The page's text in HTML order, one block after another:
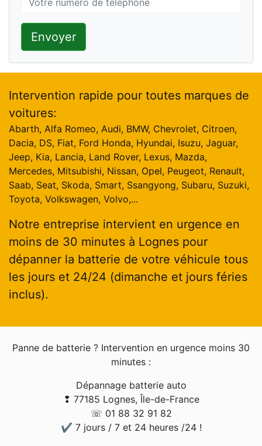
Envoyer
Intervention rapide pour toutes marques de
voitures:
Abarth, Alfa Romeo, Audi, BMW, Chevrolet, Citroen,
Dacia, DS, Fiat, Ford Honda, Hyundai, Isuzu, Jaguar,
Jeep, Kia, Lancia, Land Rover, Lexus, Mazda,
Mercedes, Mitsubishi, Nissan, Opel, Peugeot, Renault,
Saab, Seat, Skoda, Smart, Ssangyong, Subaru, Suzuki,
Toyota, Volkswagen, Volvo,...
Notre entreprise intervient en urgence en
moins de 30 minutes à Lognes pour
dépanner la batterie de votre véhicule tous
les jours et 24/24 (dimanche et jours féries
inclus).
Panne de batterie ? Intervention en urgence moins 30
minutes :
Dépannage batterie auto
❢ 77185 Lognes, Île-de-France
☏ 01 88 32 91 82
✔ 7 jours / 7 et 24 heures /24 !